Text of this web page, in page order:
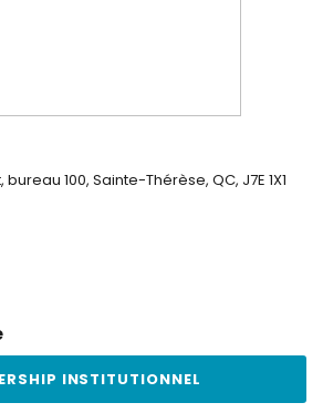
bureau 100, Sainte-Thérèse, QC, J7E 1X1
INSTITUTIONNEL